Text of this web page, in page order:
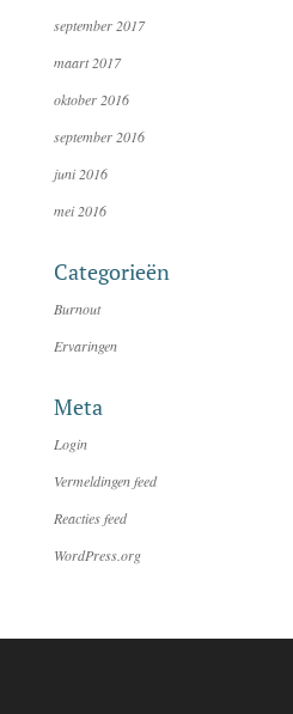
september 2017
maart 2017
oktober 2016
september 2016
juni 2016
mei 2016
Categorieën
Burnout
Ervaringen
Meta
Login
Vermeldingen feed
Reacties feed
WordPress.org